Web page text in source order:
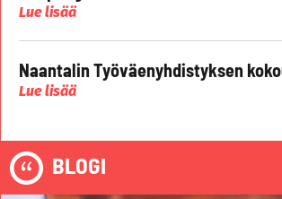
Lue lisää
Naantalin Työväenyhdistyksen
Lue lisää
BLOGI